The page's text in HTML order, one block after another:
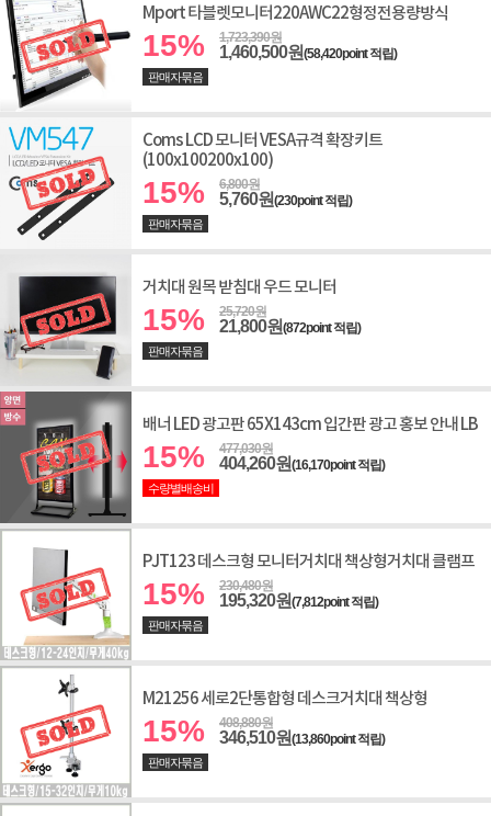
Mport 타블렛모니터220AWC22형정전용량방식
15% 1,723,390원
1,460,500원(58,420point 적립)
판매자묶음
Coms LCD 모니터 VESA규격 확장키트
(100x100200x100)
15% 6,800원
5,760원(230point 적립)
판매자묶음
거치대 원목 받침대 우드 모니터
15% 25,720원
21,800원(872point 적립)
판매자묶음
배너 LED 광고판 65X143cm 입간판 광고 홍보 안내 LB
15% 477,030원
404,260원(16,170point 적립)
수량별배송비
PJT123 데스크형 모니터거치대 책상형거치대 클램프
15% 230,480원
195,320원(7,812point 적립)
판매자묶음
M21256 세로2단통합형 데스크거치대 책상형
15% 408,880원
346,510원(13,860point 적립)
판매자묶음